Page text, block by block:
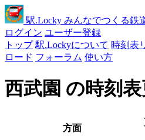
駅.Locky みんなでつくる鉄
ログイン ユーザー登録
トップ 駅.Lockyについて 時刻表
ロード フォーラム 使い方
西武園 の時刻
方面